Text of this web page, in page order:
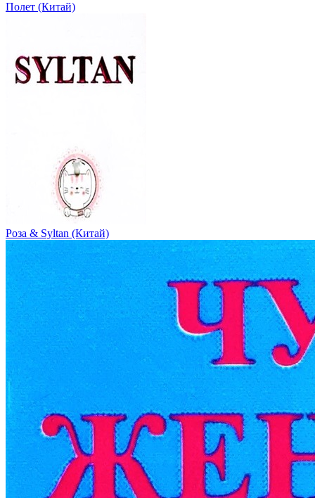
Полет (Китай)
Роза & Syltan (Китай)